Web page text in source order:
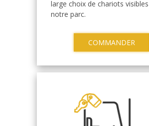
large choix de chariots
notre parc.
COMMANDER